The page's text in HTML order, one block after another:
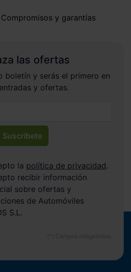
Compromisos y garantías
las ofertas
boletín y serás el primero en
y ofertas.
Suscríbete
la política de privacidad.
recibir información
sobre ofertas y
de Automóviles
S.L.